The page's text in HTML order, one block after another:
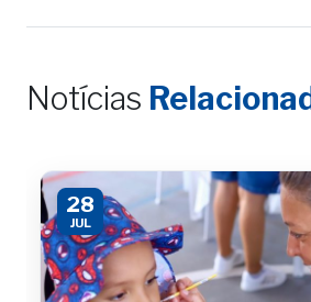
Notícias
28
JUL